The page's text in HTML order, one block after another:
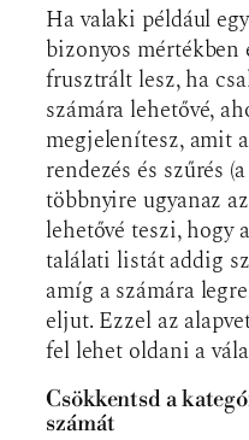
Ha valaki például
bizonyos mértékben
frusztrált lesz, ha
számára lehetővé,
megjelenítesz, amit
rendezés és szűrés
többnyire ugyanaz
lehetővé teszi, hogy
találati listát addig
amíg a számára
eljut. Ezzel az
fel lehet oldani a
Csökkentsd a
számát